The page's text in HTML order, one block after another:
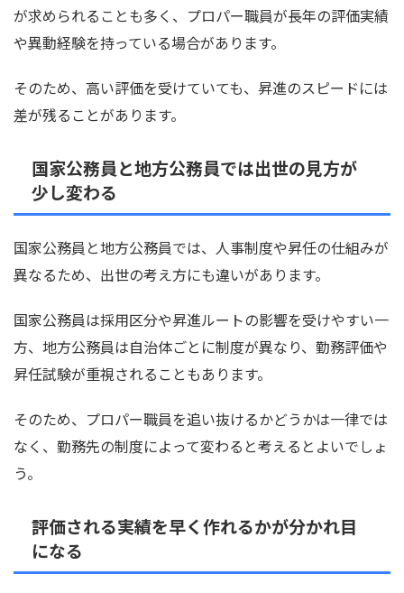
が求められることも多く、プロパー職員が長年の評価実績
や異動経験を持っている場合があります。
そのため、高い評価を受けていても、昇進のスピードには
差が残ることがあります。
国家公務員と地方公務員では出世の見方が
少し変わる
国家公務員と地方公務員では、人事制度や昇任の仕組みが
異なるため、出世の考え方にも違いがあります。
国家公務員は採用区分や昇進ルートの影響を受けやすい一
方、地方公務員は自治体ごとに制度が異なり、勤務評価や
昇任試験が重視されることもあります。
そのため、プロパー職員を追い抜けるかどうかは一律では
なく、勤務先の制度によって変わると考えるとよいでしょ
う。
評価される実績を早く作れるかが分かれ目
になる